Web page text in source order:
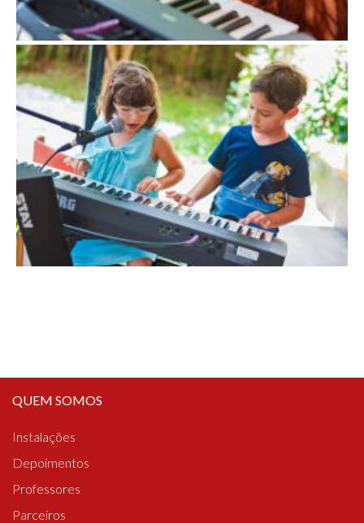
QUEM SOMOS
Instalações
Depoimentos
Professores
Parceiros